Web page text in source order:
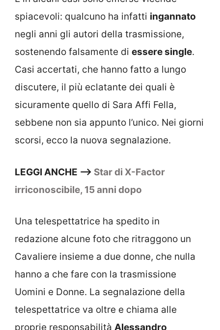
spiacevoli: qualcuno ha infatti ingannato
negli anni gli autori della trasmissione,
sostenendo falsamente di essere single.
Casi accertati, che hanno fatto a lungo
discutere, il più eclatante dei quali è
sicuramente quello di Sara Affi Fella,
sebbene non sia appunto l’unico. Nei giorni
scorsi, ecco la nuova segnalazione.
LEGGI ANCHE —> Star di X-Factor
irriconoscibile, 15 anni dopo
Una telespettatrice ha spedito in
redazione alcune foto che ritraggono un
Cavaliere insieme a due donne, che nulla
hanno a che fare con la trasmissione
Uomini e Donne. La segnalazione della
telespettatrice va oltre e chiama alle
proprie responsabilità Alessandro